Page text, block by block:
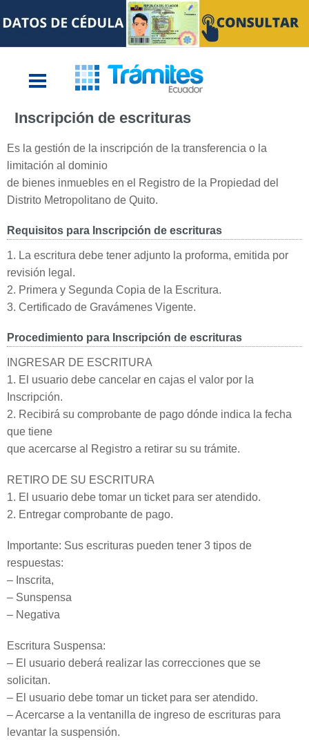
Inscripción de escrituras
Es la gestión de la inscripción de la transferencia o la
limitación al dominio
de bienes inmuebles en el Registro de la Propiedad del
Distrito Metropolitano de Quito.
Requisitos para Inscripción de escrituras
1. La escritura debe tener adjunto la proforma, emitida por
revisión legal.
2. Primera y Segunda Copia de la Escritura.
3. Certificado de Gravámenes Vigente.
Procedimiento para Inscripción de escrituras
INGRESAR DE ESCRITURA
1. El usuario debe cancelar en cajas el valor por la
Inscripción.
2. Recibirá su comprobante de pago dónde indica la fecha
que tiene
que acercarse al Registro a retirar su su trámite.
RETIRO DE SU ESCRITURA
1. El usuario debe tomar un ticket para ser atendido.
2. Entregar comprobante de pago.
Importante: Sus escrituras pueden tener 3 tipos de
respuestas:
– Inscrita,
– Sunspensa
– Negativa
Escritura Suspensa:
– El usuario deberá realizar las correcciones que se
solicitan.
– El usuario debe tomar un ticket para ser atendido.
– Acercarse a la ventanilla de ingreso de escrituras para
levantar la suspensión.